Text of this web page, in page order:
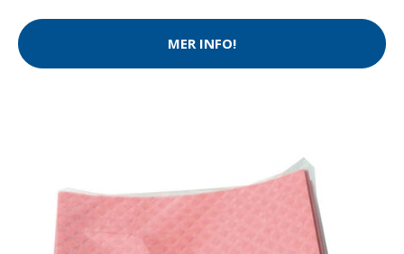
MER INFO!